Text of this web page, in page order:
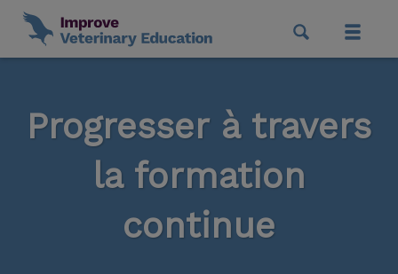
Progresser à travers
la formation
continue